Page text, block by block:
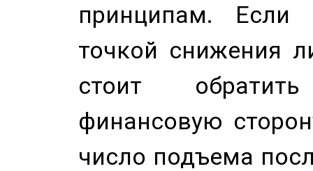
принципам. Если
точкой снижения
стоит
финансовую
число подъема